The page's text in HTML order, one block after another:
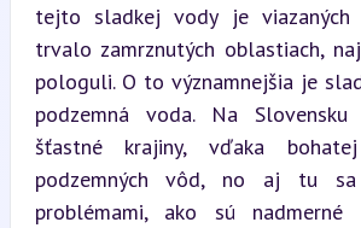
tejto sladkej vody je
trvalo zamrznutých oblastiach,
pologuli. O to významnejšia je
podzemná voda. Na
šťastné krajiny, vďaka
podzemných vôd, no aj tu
problémami, ako sú nadmerné